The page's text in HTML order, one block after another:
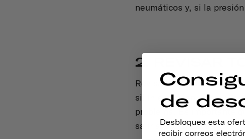
neumáticos y, si la
2. REVISAR
Revisa tu bicicleta con
sillín esté bien sujeto y a
problema. Es importante
salir a la carretera.
de
Desbloquea esta
recibir correos